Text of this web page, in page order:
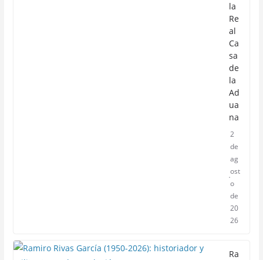
la
Re
al
Ca
sa
de
la
Ad
ua
na
2
de
ag
ost
o
de
20
26
Ra